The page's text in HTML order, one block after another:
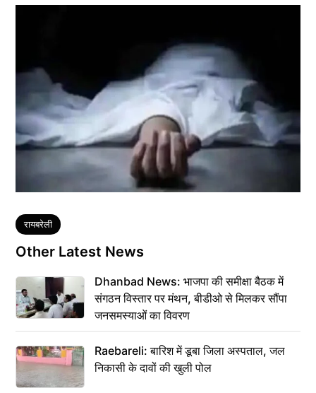
Tags
रायबरेली
Other Latest News
Dhanbad News: भाजपा की समीक्षा बैठक में
संगठन विस्तार पर मंथन, बीडीओ से मिलकर सौंपा
जनसमस्याओं का विवरण
Raebareli: बारिश में डूबा जिला अस्पताल, जल
निकासी के दावों की खुली पोल